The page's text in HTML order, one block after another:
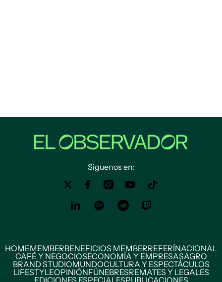
Siguenos en:
HOMEMEMBERBENEFICIOS MEMBERREFERÍNACIONAL
CAFÉ Y NEGOCIOSECONOMÍA Y EMPRESASAGRO
BRAND STUDIOMUNDOCULTURA Y ESPECTÁCULOS
LIFESTYLEOPINIÓNFÚNEBRESREMATES Y LEGALES
EDICIONES ESPECIALESPUBLICACIONES